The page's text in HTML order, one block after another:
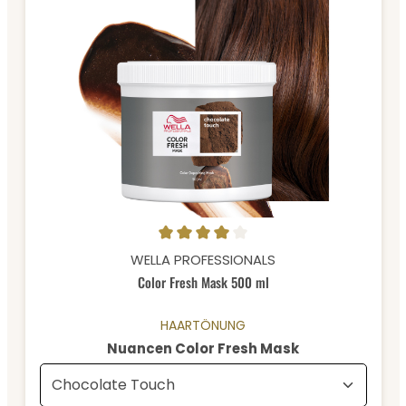
Durchschnittliche Bewertung von 4 von 5 Sternen
WELLA PROFESSIONALS
Color Fresh Mask 500 ml
HAARTÖNUNG
Nuancen Color Fresh Maskauswählen